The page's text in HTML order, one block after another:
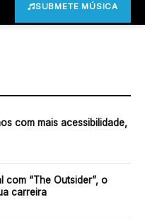
SUBMETE MÚSICA
com mais acessibilidade,
com “The Outsider”, o
carreira